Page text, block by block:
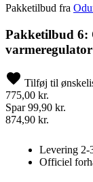
Pakketilbud fra
Pakketilbud 6:
Tilføj til
775,00 kr.
Spar 99,90 kr.
874,90 kr.
Levering 2-
Officiel